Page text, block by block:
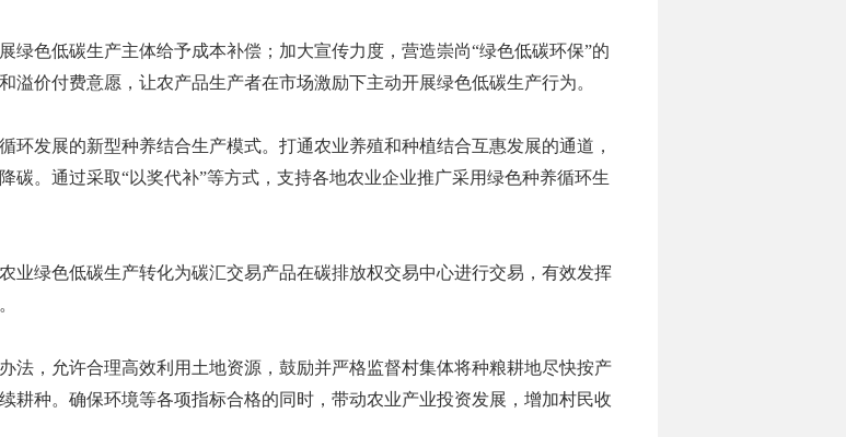
绿色低碳生产主体给予成本补偿；加大宣传力度，营造崇尚“绿色低碳环保”的
价付费意愿，让农产品生产者在市场激励下主动开展绿色低碳生产行为。
环发展的新型种养结合生产模式。打通农业养殖和种植结合互惠发展的通道，
碳。通过采取“以奖代补”等方式，支持各地农业企业推广采用绿色种养循环生
业绿色低碳生产转化为碳汇交易产品在碳排放权交易中心进行交易，有效发挥
法，允许合理高效利用土地资源，鼓励并严格监督村集体将种粮耕地尽快按产
耕种。确保环境等各项指标合格的同时，带动农业产业投资发展，增加村民收